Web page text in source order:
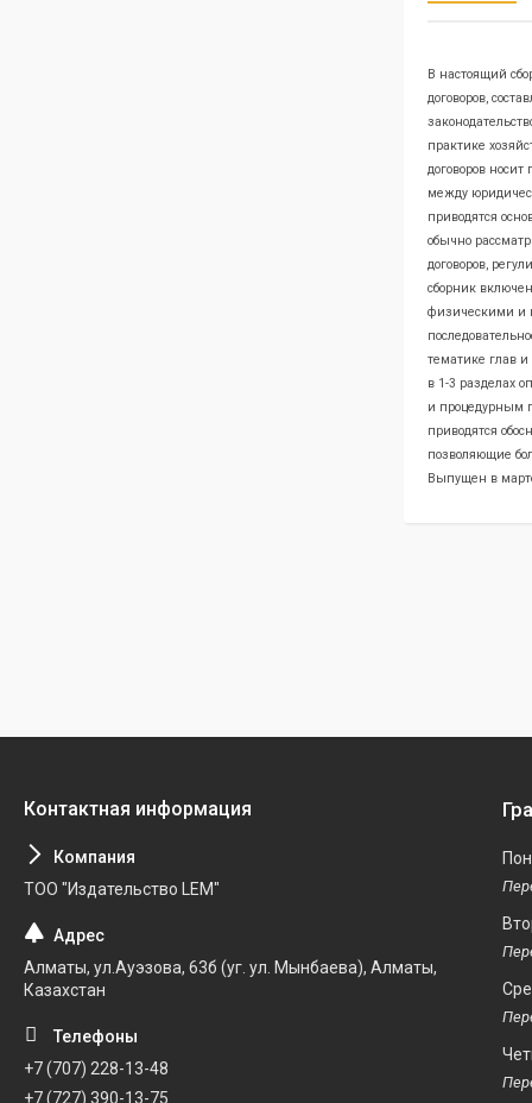
В настоящий
договоров,
практике
договоров
между
приводятся
обычно
договоров,
сборник
физическими и
тематике глав
в 1-3 разделах
и процедурным
приводятся
позволяющие
Выпущен в
ТОО "Издательство LEM"
Алматы, ул.Ауэзова, 63б (уг. ул. Мынбаева), Алматы,
Казахстан
+7 (707) 228-13-48
+7 (727) 390-13-75